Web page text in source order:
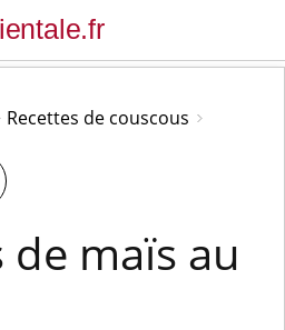
Recettes de couscous
de maïs au